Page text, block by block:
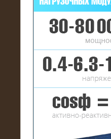
16.01.2017
Аренда
МВт (10 кВ) на
месторождение